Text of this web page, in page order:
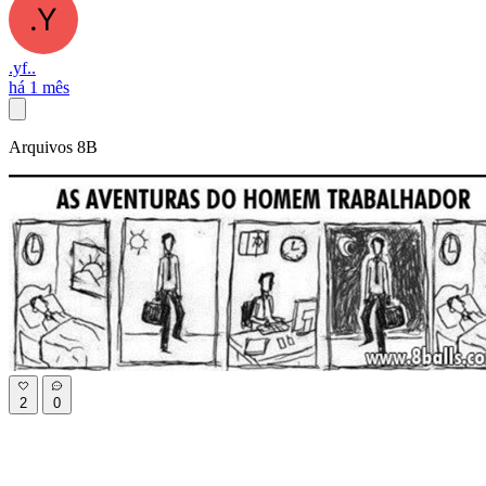
.yf..
há 1 mês
Arquivos 8B
2 0